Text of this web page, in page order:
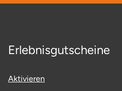
Erlebnisgutscheine
Aktivieren